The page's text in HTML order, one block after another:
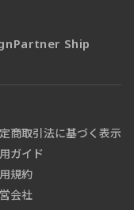
Partner Ship
商取引法に基づく表示
ガイド
規約
会社